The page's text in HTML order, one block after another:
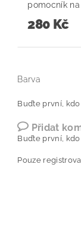
pomocník
280 Kč
Barva
Buďte první,
Přidat
Buďte první,
Pouze